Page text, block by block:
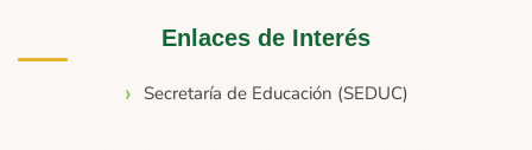
Enlaces de Interés
Secretaría de Educación (SEDUC)